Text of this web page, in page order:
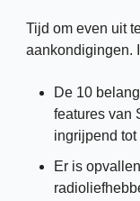
Tijd om even uit
aankondigingen.
De 10
features van
ingrijpend
Er is